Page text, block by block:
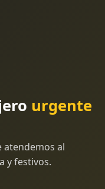
urgente
al
y festivos.